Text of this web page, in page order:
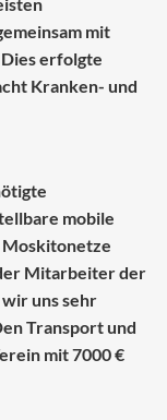
mit
erfolgte
Kranken- und
mobile
Moskitonetze
Mitarbeiter der
uns sehr
Transport und
mit 7000 €